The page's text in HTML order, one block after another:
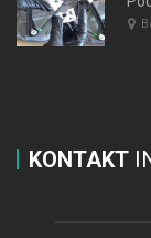
KONTAKT